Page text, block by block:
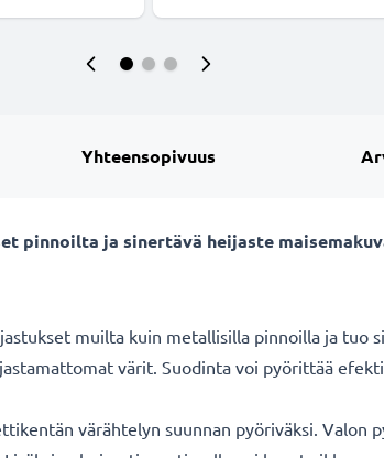
Yhteensopivuus
pinnoilta ja sinertävä heijaste
muilta kuin metallisilla pinnoilla ja tuo
värit. Suodinta voi pyörittää
värähtelyn suunnan pyöriväksi. Valon